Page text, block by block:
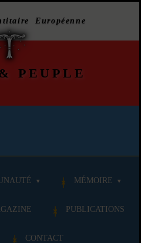
Européenne
PEUPLE
MÉMOIRE
PUBLICATIONS
CONTACT